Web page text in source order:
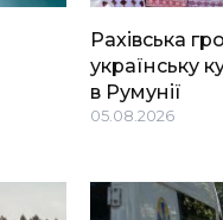
Рахівська
українську
в Румунії
05.08.2026